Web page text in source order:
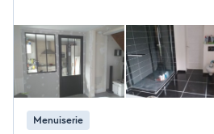
Menuiserie